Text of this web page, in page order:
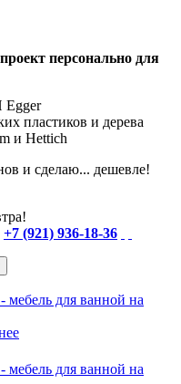
персонально для
Egger
пластиков и дерева
и Hettich
и сделаю... дешевле!
+7 (921) 936-18-36